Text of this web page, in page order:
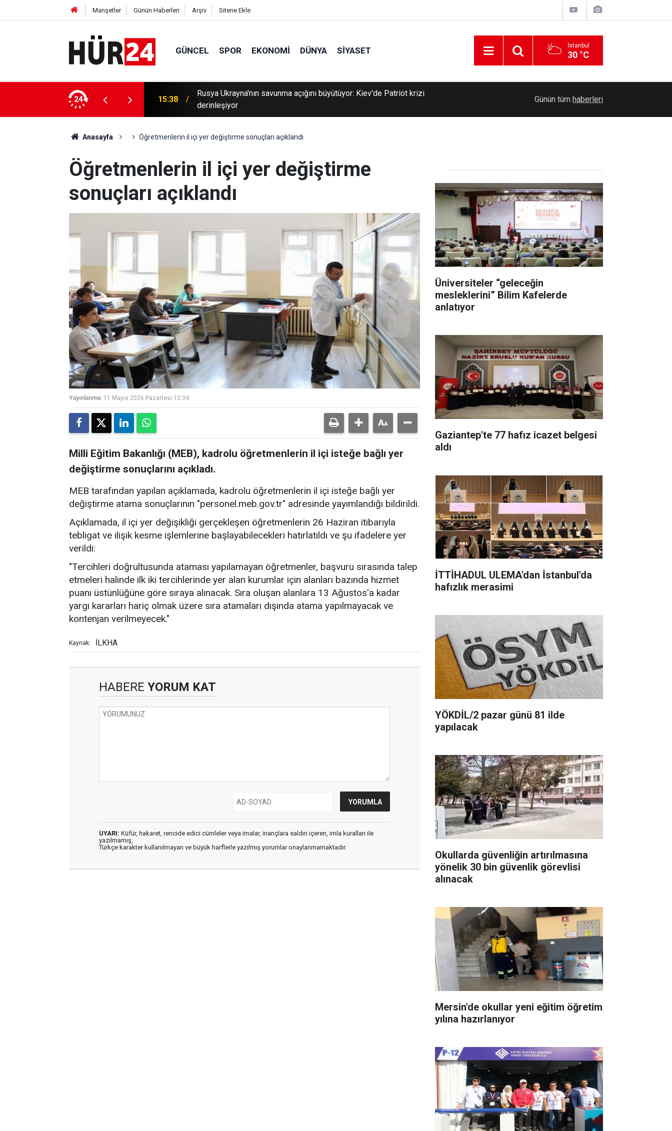
Manşetler Günün Haberleri Arşiv Sitene Ekle
GÜNCEL SPOR EKONOMI DÜNYA SIYASET İstanbul
30 °C
24
büyütüyor: Kiev'de Patriot krizi
15:22 Konya’da toplu taşıma araçlarına yönelik denetimler sürüyor Konya Umut Kervanından yetim ve muhtaç
Günün tüm haberleri
Anasayfa Öğretmenlerin il içi yer değiştirme sonuçları açıklandı
Öğretmenlerin il içi yer değiştirme
sonuçları açıklandı
Yayınlanma: 11 Mayıs 2026 Pazartesi 13:34
Milli Eğitim Bakanlığı (MEB), kadrolu öğretmenlerin il içi isteğe bağlı yer
değiştirme sonuçlarını açıkladı.
MEB tarafından yapılan açıklamada, kadrolu öğretmenlerin il içi isteğe bağlı yer
değiştirme atama sonuçlarının "personel.meb.gov.tr" adresinde yayımlandığı bildirildi.
Açıklamada, il içi yer değişikliği gerçekleşen öğretmenlerin 26 Haziran itibarıyla
tebligat ve ilişik kesme işlemlerine başlayabilecekleri hatırlatıldı ve şu ifadelere yer
verildi:
"Tercihleri doğrultusunda ataması yapılamayan öğretmenler, başvuru sırasında talep
etmeleri halinde ilk iki tercihlerinde yer alan kurumlar için alanları bazında hizmet
puanı üstünlüğüne göre sıraya alınacak. Sıra oluşan alanlara 13 Ağustos'a kadar
yargı kararları hariç olmak üzere sıra atamaları dışında atama yapılmayacak ve
kontenjan verilmeyecek."
Kaynak: İLKHA
HABERE YORUM KAT
UYARI: Küfür, hakaret, rencide edici cümleler veya imalar, inançlara saldırı içeren, imla kuralları ile
yazılmamış,
Türkçe karakter kullanılmayan ve büyük harflerle yazılmış yorumlar onaylanmamaktadır.
Üniversiteler “geleceğin
mesleklerini” Bilim Kafelerde
anlatıyor
Gaziantep'te 77 hafız icazet belgesi
aldı
İTTİHADUL ULEMA'dan İstanbul'da
hafızlık merasimi
YÖKDİL/2 pazar günü 81 ilde
yapılacak
Okullarda güvenliğin artırılmasına
yönelik 30 bin güvenlik görevlisi
alınacak
Mersin'de okullar yeni eğitim öğretim
yılına hazırlanıyor